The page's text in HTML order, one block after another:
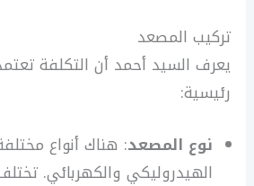
تركيب المصعد
يعرف السيد أحمد أن التكلفة
رئيسية:
نوع المصعد: هناك أنواع
الهيدروليكي والكهربائي.